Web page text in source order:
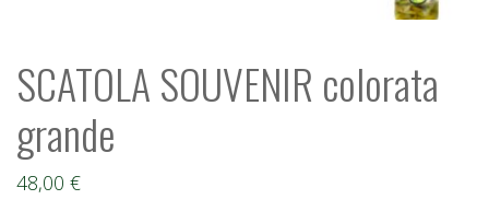
SCATOLA SOUVENIR colorata
grande
48,00 €